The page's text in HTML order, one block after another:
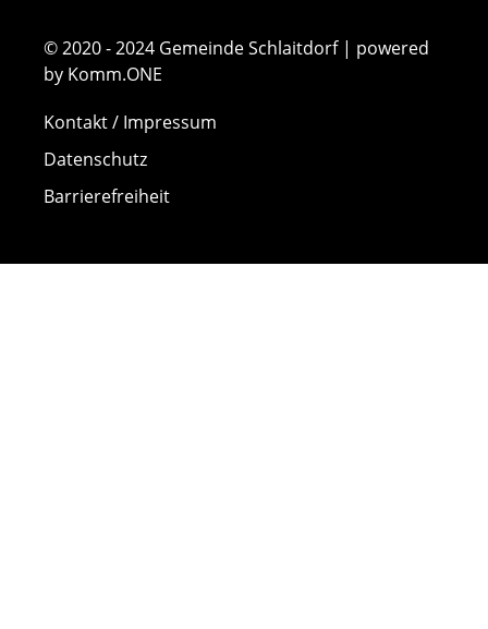
© 2020 - 2024 Gemeinde Schlaitdorf | powered
by Komm.ONE
Kontakt / Impressum
Datenschutz
Barrierefreiheit